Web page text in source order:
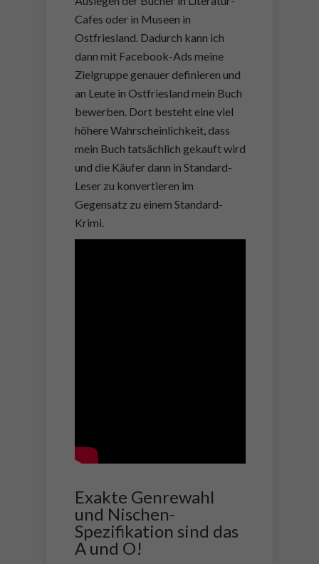
Cafes oder in Museen in
Ostfriesland. Dadurch kann ich
dann mit Facebook-Ads meine
Zielgruppe genauer definieren und
an Leute in Ostfriesland mein Buch
bewerben. Dort besteht eine viel
höhere Wahrscheinlichkeit, dass
mein Buch tatsächlich gekauft wird
und die Käufer dann in Standard-
Leser zu konvertieren im
Gegensatz zu einem Standard-
Krimi.
Exakte Genrewahl
und Nischen-
Spezifikation sind das
A und O!